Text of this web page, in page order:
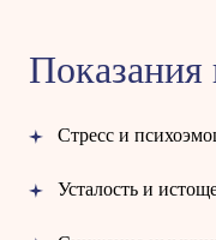
Показания
Стресс и
Усталость и